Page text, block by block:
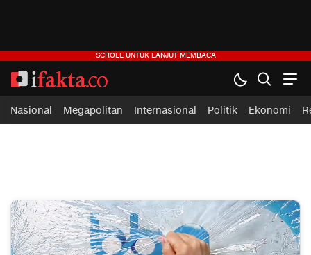
ifakta.co
#pastibenar
Nasional Megapolitan Internasional Politik Ekonomi